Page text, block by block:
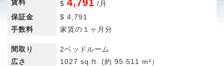
賃料 $ 4,791 / 月
保証金
$ 4,791
手数料
家賃の１ヶ月分
間取り
2ベッドルーム
広さ
1027 sq.ft. (約 95.511 m²）